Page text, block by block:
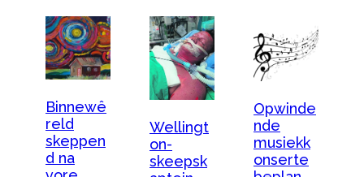
Binnewê
reld
skeppen
d na
Wellingt
on-
skeepsk
Opwinde
nde
musiekk
onserte